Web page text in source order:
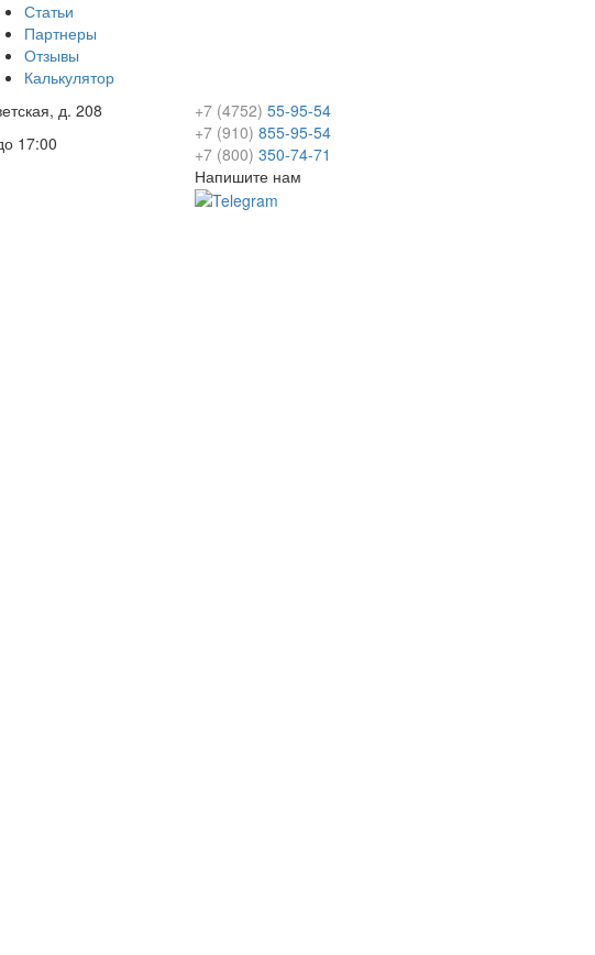
Статьи
Партнеры
Отзывы
Калькулятор
д. 208
17:00
+7 (4752) 55-95-54
+7 (910) 855-95-54
+7 (800) 350-74-71
Напишите нам